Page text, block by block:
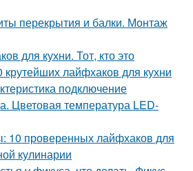
перекрытия и балки. Монтаж
для кухни. Тот, кто это
крутейших лайфхаков для кухни
подключение
Цветовая температура LED-
10 проверенных лайфхаков для
кулинарии